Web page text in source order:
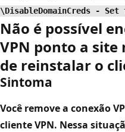
\DisableDomainCreds -
Não é possível
VPN ponto a site
de reinstalar o
Sintoma
Você remove a conexão
cliente VPN. Nessa